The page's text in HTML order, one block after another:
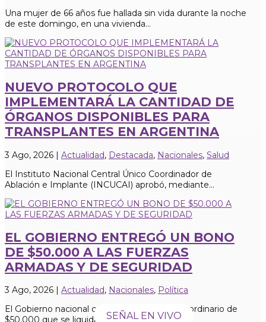
SEÑAL EN VIVO
Una mujer de 66 años fue hallada sin vida durante la noche
de este domingo, en una vivienda...
NUEVO PROTOCOLO QUE
IMPLEMENTARÁ LA CANTIDAD DE
ÓRGANOS DISPONIBLES PARA
TRANSPLANTES EN ARGENTINA
3 Ago, 2026 | Actualidad, Destacada, Nacionales, Salud
El Instituto Nacional Central Único Coordinador de
Ablación e Implante (INCUCAI) aprobó, mediante...
EL GOBIERNO ENTREGÓ UN BONO
DE $50.000 A LAS FUERZAS
ARMADAS Y DE SEGURIDAD
3 Ago, 2026 Actualidad, Nacionales, Política
El Gobierno nacional confirmó un pago extraordinario de